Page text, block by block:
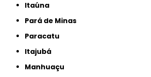
Itaúna
Pará de Minas
Paracatu
Itajubá
Manhuaçu